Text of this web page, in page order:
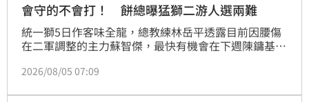
會守的不會打！ 餅總曝猛獅二游人選兩難
統一獅5日作客味全龍，總教練林岳平透露目前因腰傷
在二軍調整的主力蘇智傑，最快有機會在下週陳鏞基的
不佳，苦笑會打的球員都不會守，會守的卻都打不好。
2026/08/05 07:09